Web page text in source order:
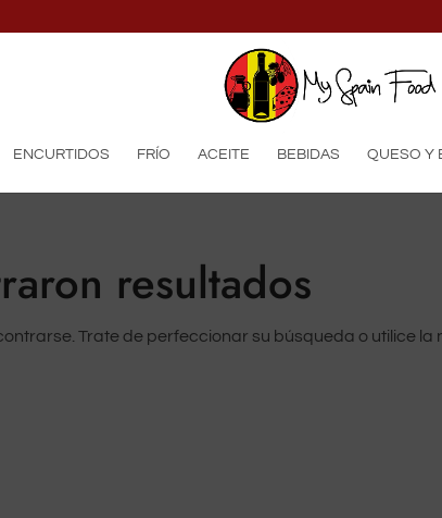
ENCURTIDOS FRÍO ACEITE BEBIDAS QUESO Y
resultados
Trate de perfeccionar su búsqueda o utilice la